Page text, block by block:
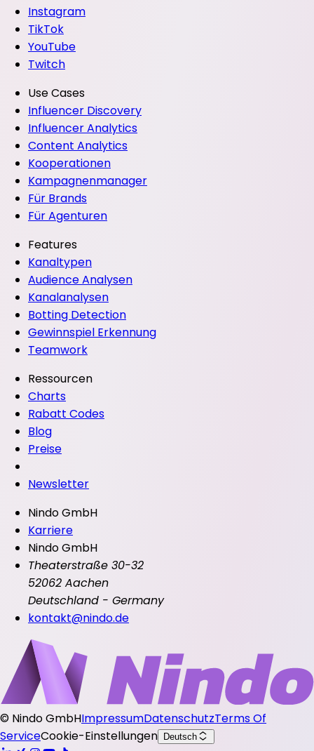
Instagram
TikTok
YouTube
Twitch
Use Cases
Influencer Discovery
Influencer Analytics
Content Analytics
Kooperationen
Kampagnenmanager
Für Brands
Für Agenturen
Features
Kanaltypen
Audience Analysen
Kanalanalysen
Botting Detection
Gewinnspiel Erkennung
Teamwork
Ressourcen
Charts
Rabatt Codes
Blog
Preise
Newsletter
Nindo GmbH
Karriere
Nindo GmbH
Theaterstraße 30-32
52062 Aachen
Deutschland - Germany
kontakt@nindo.de
© Nindo GmbHImpressumDatenschutzTerms Of
ServiceCookie-Einstellungen Deutsch